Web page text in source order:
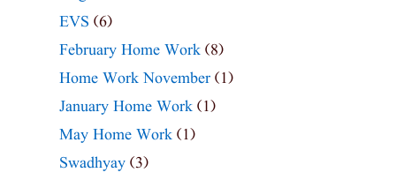
EVS (6)
February Home Work (8)
Home Work November (1)
January Home Work (1)
May Home Work (1)
Swadhyay (3)